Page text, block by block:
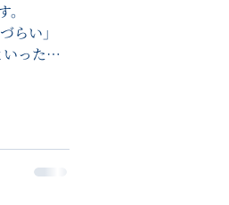
らい」
ったご